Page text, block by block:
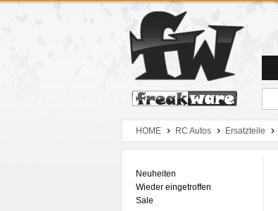
Zum Hauptmenue
Zum Seiteninhalt
Zum Warenkob
HOME RC Autos Ersatzteile
Neuheiten
Wieder eingetroffen
Sale